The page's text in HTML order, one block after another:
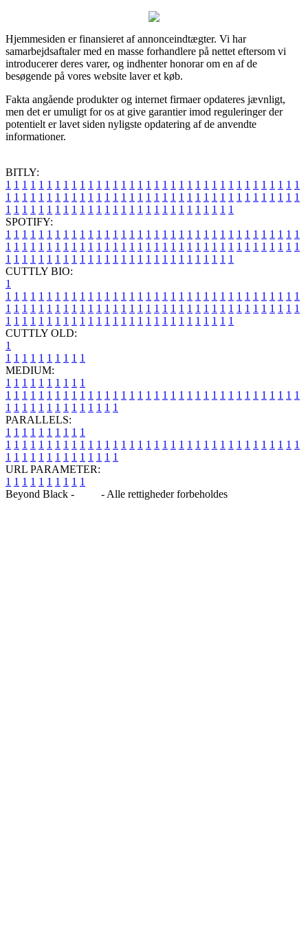
Hjemmesiden er finansieret af annonceindtægter. Vi har
samarbejdsaftaler med en masse forhandlere på nettet eftersom vi
introducerer deres varer, og indhenter honorar om en af de
besøgende på vores website laver et køb.
Fakta angående produkter og internet firmaer opdateres jævnligt,
men det er umuligt for os at give garantier imod reguleringer der
potentielt er lavet siden nyligste opdatering af de anvendte
informationer.
BITLY:
1 1 1 1 1 1 1 1 1 1 1 1 1 1 1 1 1 1 1 1 1 1 1 1 1 1 1 1 1 1 1 1 1 1 1 1
1 1 1 1 1 1 1 1 1 1 1 1 1 1 1 1 1 1 1 1 1 1 1 1 1 1 1 1 1 1 1 1 1 1 1 1
1 1 1 1 1 1 1 1 1 1 1 1 1 1 1 1 1 1 1 1 1 1 1 1 1 1 1 1
SPOTIFY:
1 1 1 1 1 1 1 1 1 1 1 1 1 1 1 1 1 1 1 1 1 1 1 1 1 1 1 1 1 1 1 1 1 1 1 1
1 1 1 1 1 1 1 1 1 1 1 1 1 1 1 1 1 1 1 1 1 1 1 1 1 1 1 1 1 1 1 1 1 1 1 1
1 1 1 1 1 1 1 1 1 1 1 1 1 1 1 1 1 1 1 1 1 1 1 1 1 1 1 1
CUTTLY BIO:
1
1 1 1 1 1 1 1 1 1 1 1 1 1 1 1 1 1 1 1 1 1 1 1 1 1 1 1 1 1 1 1 1 1 1 1 1
1 1 1 1 1 1 1 1 1 1 1 1 1 1 1 1 1 1 1 1 1 1 1 1 1 1 1 1 1 1 1 1 1 1 1 1
1 1 1 1 1 1 1 1 1 1 1 1 1 1 1 1 1 1 1 1 1 1 1 1 1 1 1 1
CUTTLY OLD:
1
1 1 1 1 1 1 1 1 1 1
MEDIUM:
1 1 1 1 1 1 1 1 1 1
1 1 1 1 1 1 1 1 1 1 1 1 1 1 1 1 1 1 1 1 1 1 1 1 1 1 1 1 1 1 1 1 1 1 1 1
1 1 1 1 1 1 1 1 1 1 1 1 1 1
PARALLELS:
1 1 1 1 1 1 1 1 1 1
1 1 1 1 1 1 1 1 1 1 1 1 1 1 1 1 1 1 1 1 1 1 1 1 1 1 1 1 1 1 1 1 1 1 1 1
1 1 1 1 1 1 1 1 1 1 1 1 1 1
URL PARAMETER:
1 1 1 1 1 1 1 1 1 1
Beyond Black -
- Alle rettigheder forbeholdes